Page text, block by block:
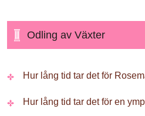
Odling av Växter
Hur lång tid tar det för
Hur lång tid tar det för en